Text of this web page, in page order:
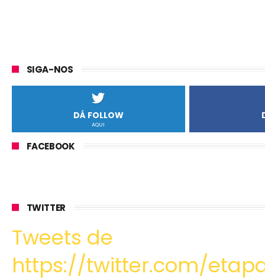
SIGA-NOS
DÁ FOLLOW
AQUI
FACEBOOK
TWITTER
Tweets de
https://twitter.com/